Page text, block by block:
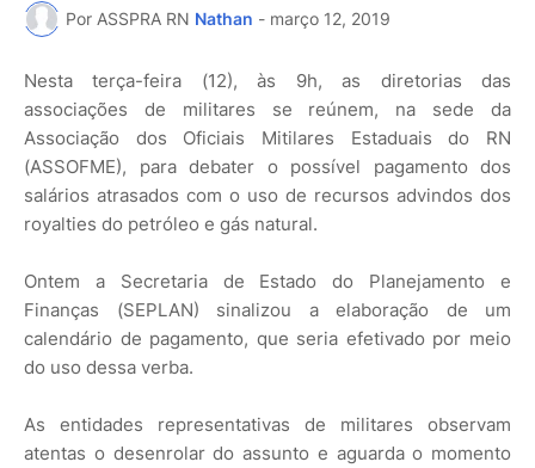
Por ASSPRA RN Nathan - março 12, 2019
Nesta terça-feira (12), às 9h, as diretorias das
associações de militares se reúnem, na sede da
Associação dos Oficiais Mitilares Estaduais do RN
(ASSOFME), para debater o possível pagamento dos
salários atrasados com o uso de recursos advindos dos
royalties do petróleo e gás natural.
Ontem a Secretaria de Estado do Planejamento e
Finanças (SEPLAN) sinalizou a elaboração de um
calendário de pagamento, que seria efetivado por meio
do uso dessa verba.
As entidades representativas de militares observam
atentas o desenrolar do assunto e aguarda o momento